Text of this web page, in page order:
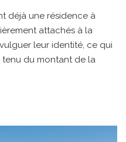
déjà une résidence à
attachés à la
leur identité, ce qui
tenu du montant de la